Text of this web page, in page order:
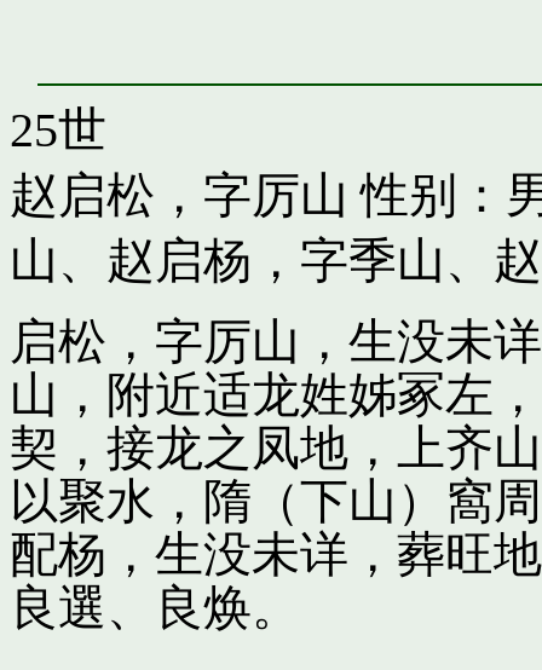
25世
赵启松，字厉山 性别：
山、 赵启杨，字季山、
启松，字厉山，生没未
山，附近适龙姓姊冢左
契，接龙之凤地，上齐
以聚水，隋（下山）窩
配杨，生没未详，葬旺
良選、良焕。